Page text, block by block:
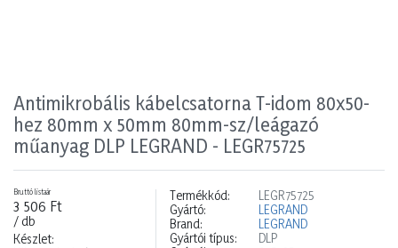
Antimikrobális kábelcsatorna T-idom 80x50-
hez 80mm x 50mm 80mm-sz/leágazó
műanyag DLP LEGRAND - LEGR75725
Bruttó listaár
3 506 Ft
/ db
Készlet:
Termékkód:
LEGR75725
Gyártó:
LEGRAND
Brand:
LEGRAND
Gyártói típus:
DLP